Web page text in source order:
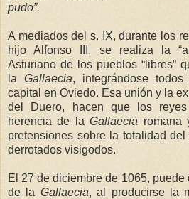
pudo”.
A mediados del s. IX, durante los
hijo Alfonso III, se realiza la
Asturiano de los pueblos “libres”
la
Gallaecia, integrándose
capital en Oviedo. Esa unión y la
del Duero, hacen que los
herencia de
laGallaecia romana
pretensiones sobre la totalidad
derrotados visigodos.
El 27 de diciembre de 1065,
de
la Gallaecia, al producirse la